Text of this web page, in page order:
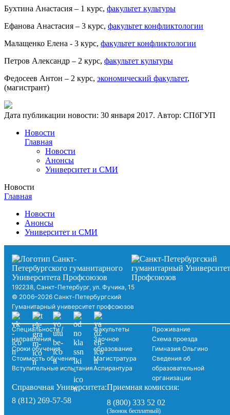
Бухтина Анастасия – 1 курс, факультет культуры
Ефанова Анастасия – 3 курс, факультет конфликтологии
Малащенко Елена - 3 курс, факультет конфликтологии
Петров Александр – 2 курс, факультет культуры
Федосеев Антон – 2 курс, экономический факультет,
(магистрант)
Дата публикации новости: 30 января 2017. Автор: СПбГУП
Новости
Главная
Новости
Анонсы
Университет и СМИ
Новости
Главная
Новости
Анонсы
Университет и СМИ
192238, Санкт-Петербург, ул. Фучика, 15
© 2006–2026 Санкт-Петербургский
Гуманитарный университет профсоюзов
Специальности /
направления
Сроки обучения
Стоимость обучения
Вступительные испытания
Факультеты
Заочное
образование
Магистратура
Аспирантура
Проживание
Схема проезда
Гимназия Ольгино
Сведения об
образовательной
организации
Справочная Университета:
8 (812) 269-57-58
Приемная комиссия:
8 (800) 333 52 02
(Звонок бесплатный)